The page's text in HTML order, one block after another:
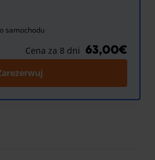
samochodu
Cena za 8 dni 63,00€